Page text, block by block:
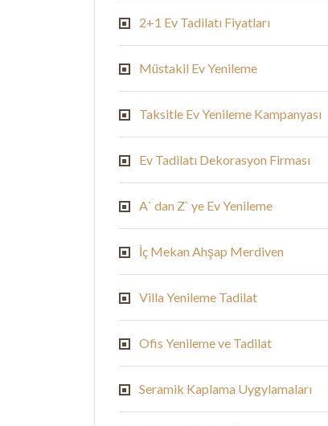
2+1 Ev Tadilatı Fiyatları
Müstakil Ev Yenileme
Taksitle Ev Yenileme Kampanyası
Ev Tadilatı Dekorasyon Firması
A` dan Z` ye Ev Yenileme
İç Mekan Ahşap Merdiven
Villa Yenileme Tadilat
Ofis Yenileme ve Tadilat
Seramik Kaplama Uygylamaları